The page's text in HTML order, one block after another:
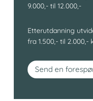
9.000,- til 12.000,-
Etterutdanning
fra 1.500,- til 2.000,-
Send en